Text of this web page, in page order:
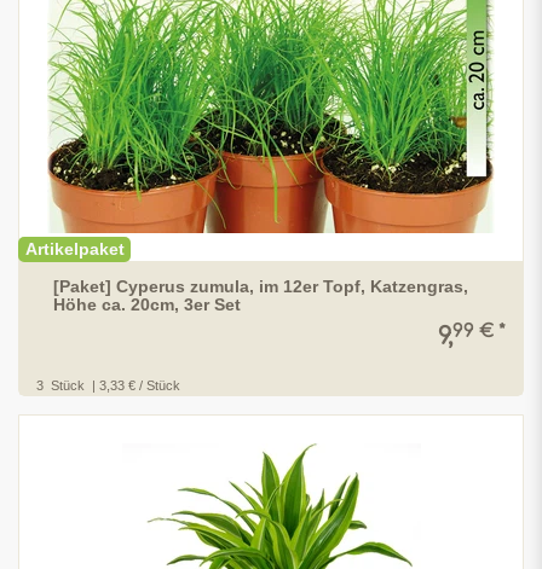
Artikelpaket
[Paket] Cyperus zumula, im 12er Topf, Katzengras,
Höhe ca. 20cm, 3er Set
9,99 € *
3 Stück | 3,33 € / Stück